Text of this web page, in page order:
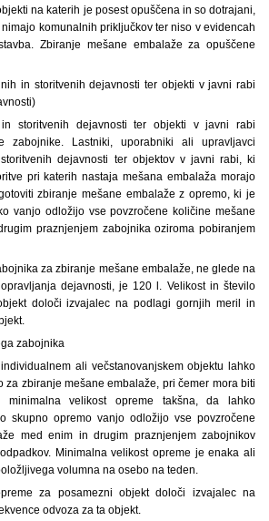
na katerih je posest opuščena in so dotrajani,
komunalnih priključkov ter niso v evidencah
Zbiranje mešane embalaže za opuščene
in storitvenih dejavnosti ter objekti v javni rabi
in storitvenih dejavnosti ter objekti v javni rabi
zabojnike. Lastniki, uporabniki ali upravljavci
dejavnosti ter objektov v javni rabi, ki
pri katerih nastaja mešana embalaža morajo
zbiranje mešane embalaže z opremo, ki je
vanjo odložijo vse povzročene količine mešane
praznjenjem zabojnika oziroma pobiranjem
za zbiranje mešane embalaže, ne glede na
dejavnosti, je 120 l. Velikost in število
določi izvajalec na podlagi gornjih meril in
zabojnika
ali večstanovanjskem objektu lahko
za zbiranje mešane embalaže, pri čemer mora biti
velikost opreme takšna, da lahko
skupno opremo vanjo odložijo vse povzročene
med enim in drugim praznjenjem zabojnikov
Minimalna velikost opreme je enaka ali
volumna na osebo na teden.
za posamezni objekt določi izvajalec na
odvoza za ta objekt.